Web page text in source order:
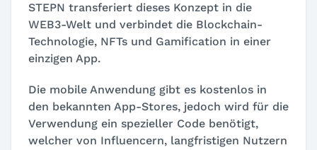
STEPN transferiert dieses Konzept in die
WEB3-Welt und verbindet die Blockchain-
Technologie, NFTs und Gamification in einer
einzigen App.
Die mobile Anwendung gibt es kostenlos in
den bekannten App-Stores, jedoch wird für die
Verwendung ein spezieller Code benötigt,
welcher von Influencern, langfristigen Nutzern